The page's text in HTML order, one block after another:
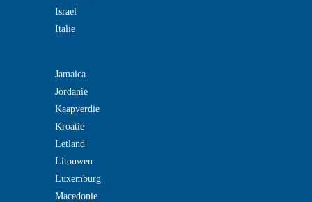
Israel
Italie
Jamaica
Jordanie
Kaapverdie
Kroatie
Letland
Litouwen
Luxemburg
Macedonie